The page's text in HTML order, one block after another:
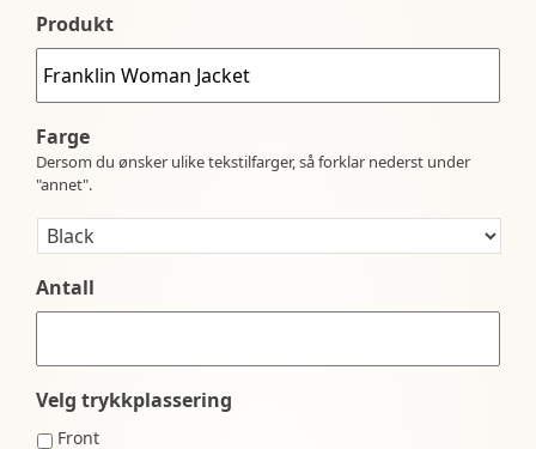
Produkt
Farge
Dersom du ønsker ulike tekstilfarger, så forklar nederst under
"annet".
Antall
Velg trykkplassering
Front